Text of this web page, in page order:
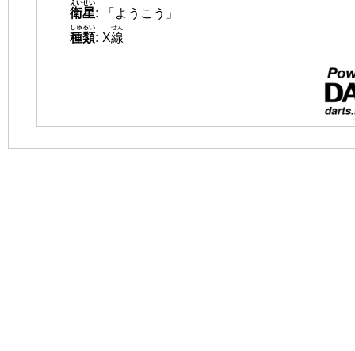
衛星
えいせい
:
「ようこう」
種類
しゅるい
: X線
せん